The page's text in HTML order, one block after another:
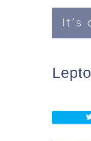
It's